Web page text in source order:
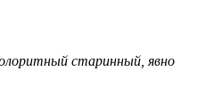
старинный, явно